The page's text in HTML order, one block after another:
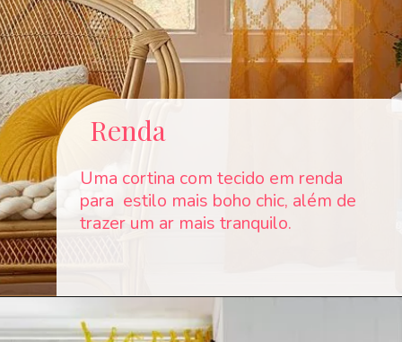
Renda
Uma cortina com tecido em renda
para estilo mais boho chic, além de
trazer um ar mais tranquilo.